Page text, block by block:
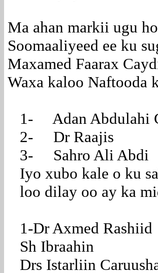
Ma ahan markii ugu
Soomaaliyeed ee ku
Maxamed Faarax
Waxa kaloo Naftooda
1- Adan Abdulahi
2- Dr Raajis
3- Sahro Ali Abdi
Iyo xubo kale o ku
loo dilay oo ay ka
1-Dr Axmed Rashiid
Sh Ibraahin
Drs Istarliin